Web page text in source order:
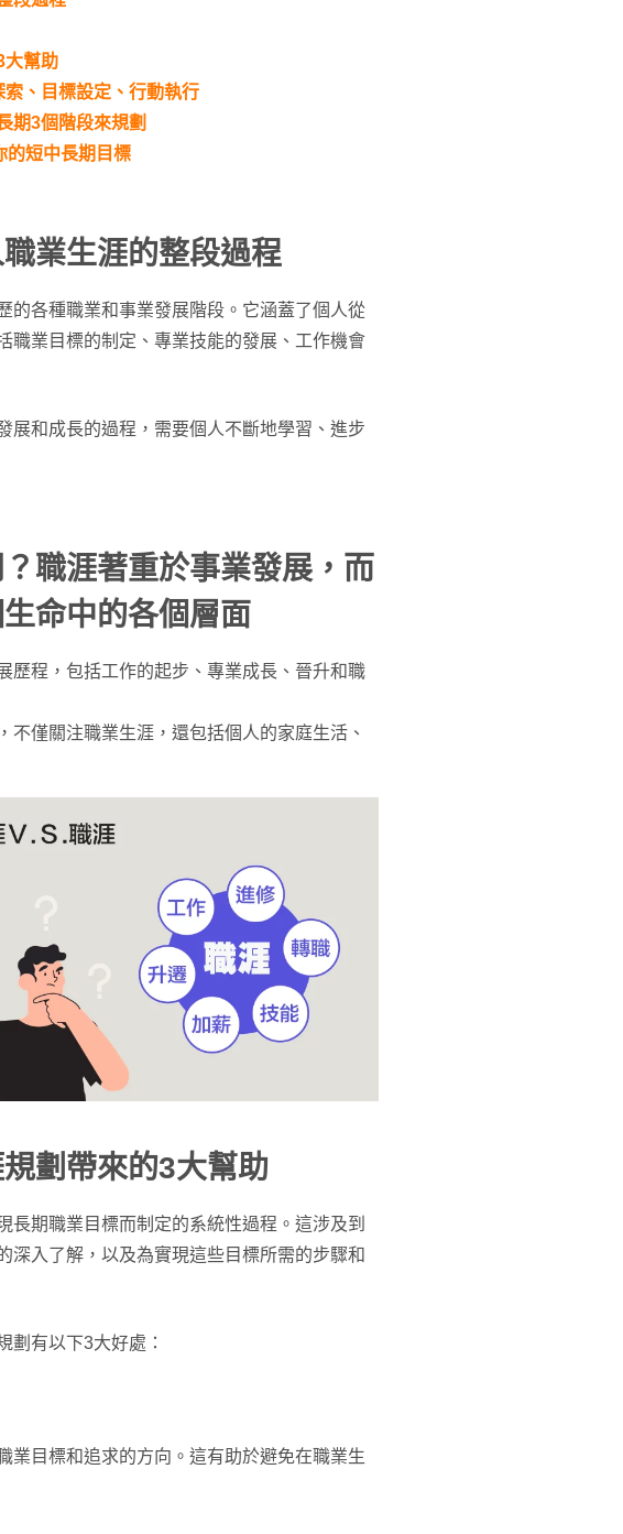
大幫助
、目標設定、行動執行
期3個階段來規劃
的短中長期目標
業生涯的整段過程
的各種職業和事業發展階段。它涵蓋了個人從
職業目標的制定、專業技能的發展、工作機會
展和成長的過程，需要個人不斷地學習、進步
職涯著重於事業發展，而
命中的各個層面
歷程，包括工作的起步、專業成長、晉升和職
不僅關注職業生涯，還包括個人的家庭生活、
劃帶來的3大幫助
長期職業目標而制定的系統性過程。這涉及到
深入了解，以及為實現這些目標所需的步驟和
劃有以下3大好處：
業目標和追求的方向。這有助於避免在職業生